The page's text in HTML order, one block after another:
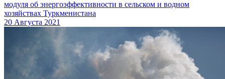
модуля об энергоэффективности в сельском и водном
хозяйствах Туркменистана
20 Августа 2021